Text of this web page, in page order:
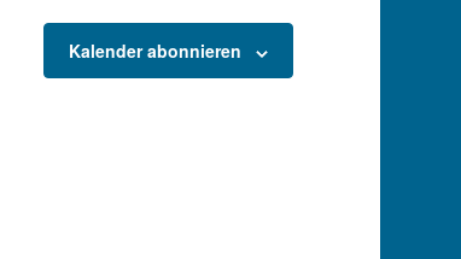
Kalender abonnieren